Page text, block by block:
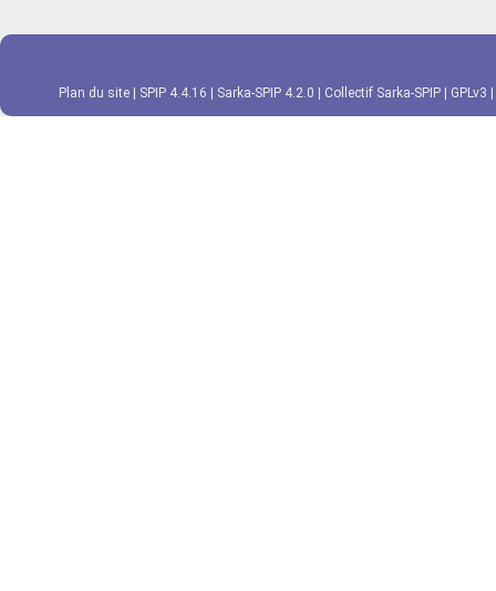
Plan du site SPIP 4.4.16 Sarka-SPIP 4.2.0 Collectif Sarka-SPIP GPLv3